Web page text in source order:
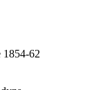
1854-62